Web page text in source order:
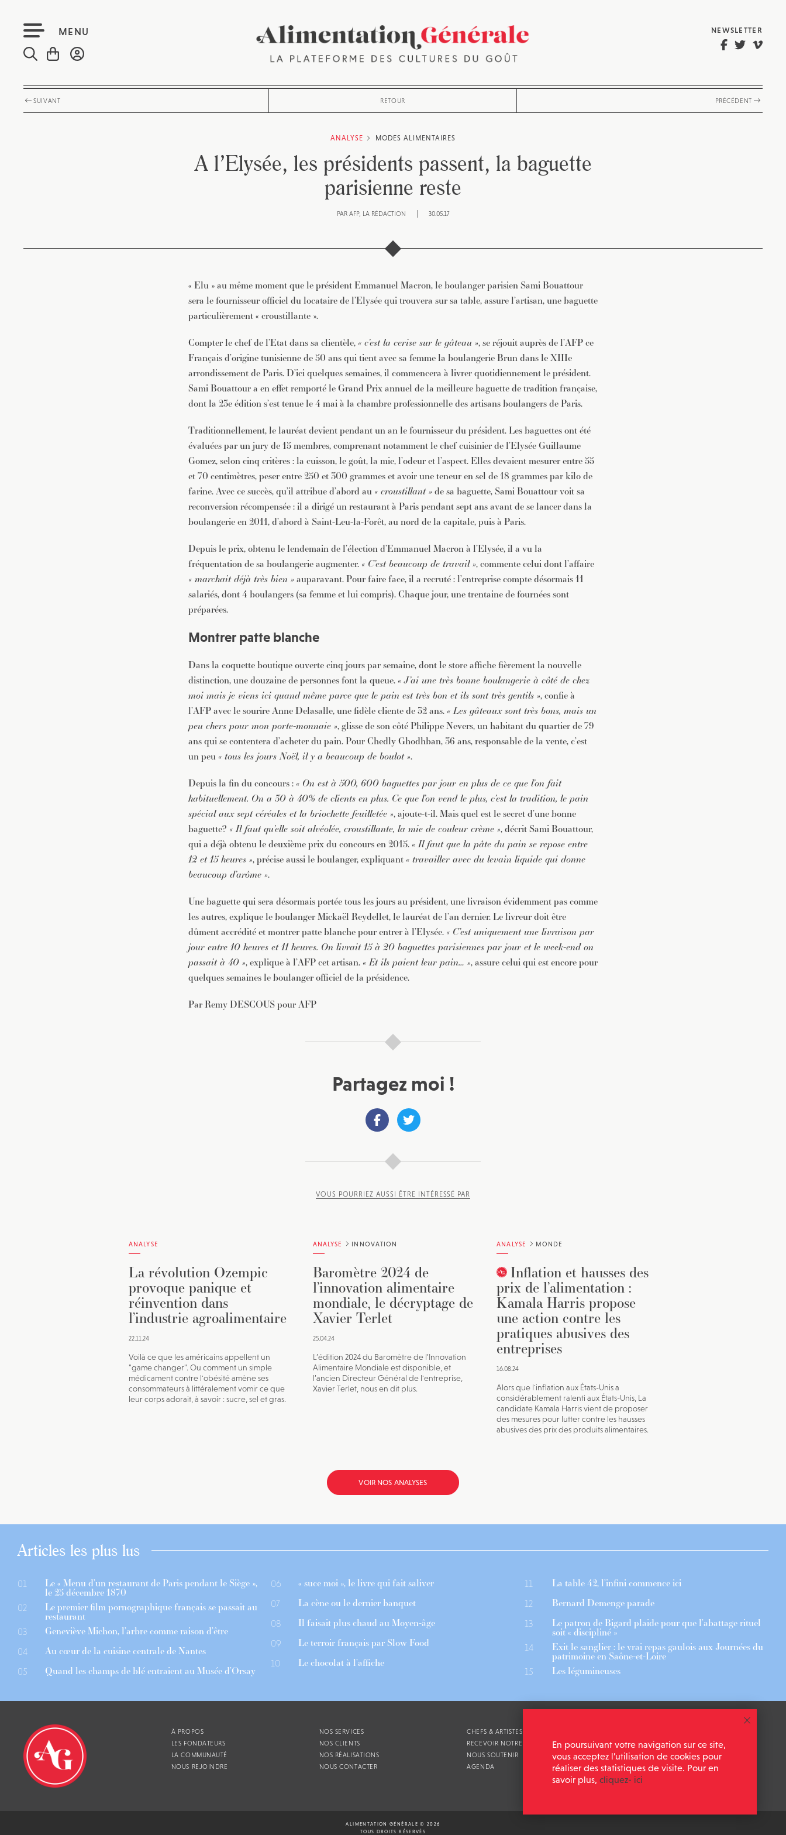
MENU NEWSLETTER
SUIVANT RETOUR PRÉCÉDENT
ANALYSE MODES ALIMENTAIRES
A l’Elysée, les présidents passent, la baguette
parisienne reste
PAR AFP LA RÉDACTION 30.05.17
« Elu » au même moment que le président Emmanuel Macron, le boulanger parisien Sami Bouattour
sera le fournisseur officiel du locataire de l’Elysée qui trouvera sur sa table, assure l’artisan, une baguette
particulièrement « croustillante ».
Compter le chef de l’Etat dans sa clientèle, « c’est la cerise sur le gâteau », se réjouit auprès de l’AFP ce
Français d’origine tunisienne de 50 ans qui tient avec sa femme la boulangerie Brun dans le XIIIe
arrondissement de Paris. D’ici quelques semaines, il commencera à livrer quotidiennement le président.
Sami Bouattour a en effet remporté le Grand Prix annuel de la meilleure baguette de tradition française,
dont la 23e édition s’est tenue le 4 mai à la chambre professionnelle des artisans boulangers de Paris.
Traditionnellement, le lauréat devient pendant un an le fournisseur du président. Les baguettes ont été
évaluées par un jury de 15 membres, comprenant notamment le chef cuisinier de l’Elysée Guillaume
Gomez, selon cinq critères : la cuisson, le goût, la mie, l’odeur et l’aspect. Elles devaient mesurer entre 55
et 70 centimètres, peser entre 250 et 300 grammes et avoir une teneur en sel de 18 grammes par kilo de
farine. Avec ce succès, qu’il attribue d’abord au « croustillant » de sa baguette, Sami Bouattour voit sa
reconversion récompensée : il a dirigé un restaurant à Paris pendant sept ans avant de se lancer dans la
boulangerie en 2011, d’abord à Saint-Leu-la-Forêt, au nord de la capitale, puis à Paris.
Depuis le prix, obtenu le lendemain de l’élection d’Emmanuel Macron à l’Elysée, il a vu la
fréquentation de sa boulangerie augmenter. « C’est beaucoup de travail », commente celui dont l’affaire
« marchait déjà très bien » auparavant. Pour faire face, il a recruté : l’entreprise compte désormais 11
salariés, dont 4 boulangers (sa femme et lui compris). Chaque jour, une trentaine de fournées sont
préparées.
Montrer patte blanche
Dans la coquette boutique ouverte cinq jours par semaine, dont le store affiche fièrement la nouvelle
distinction, une douzaine de personnes font la queue. « J’ai une très bonne boulangerie à côté de chez
moi mais je viens ici quand même parce que le pain est très bon et ils sont très gentils », confie à
l’AFP avec le sourire Anne Delasalle, une fidèle cliente de 32 ans. « Les gâteaux sont très bons, mais un
peu chers pour mon porte-monnaie », glisse de son côté Philippe Nevers, un habitant du quartier de 79
ans qui se contentera d’acheter du pain. Pour Chedly Ghodhban, 36 ans, responsable de la vente, c’est
un peu « tous les jours Noël, il y a beaucoup de boulot ».
Depuis la fin du concours : « On est à 500, 600 baguettes par jour en plus de ce que l’on fait
habituellement. On a 30 à 40% de clients en plus. Ce que l’on vend le plus, c’est la tradition, le pain
spécial aux sept céréales et la briochette feuilletée », ajoute-t-il. Mais quel est le secret d’une bonne
baguette? « Il faut qu’elle soit alvéolée, croustillante, la mie de couleur crème », décrit Sami Bouattour,
qui a déjà obtenu le deuxième prix du concours en 2015. « Il faut que la pâte du pain se repose entre
12 et 15 heures », précise aussi le boulanger, expliquant « travailler avec du levain liquide qui donne
beaucoup d’arôme ».
Une baguette qui sera désormais portée tous les jours au président, une livraison évidemment pas comme
les autres, explique le boulanger Mickaël Reydellet, le lauréat de l’an dernier. Le livreur doit être
dûment accrédité et montrer patte blanche pour entrer à l’Elysée. « C’est uniquement une livraison par
jour entre 10 heures et 11 heures. On livrait 15 à 20 baguettes parisiennes par jour et le week-end on
passait à 40 », explique à l’AFP cet artisan. « Et ils paient leur pain… », assure celui qui est encore pour
quelques semaines le boulanger officiel de la présidence.
Par Remy DESCOUS pour AFP
Partagez moi !
VOUS POURRIEZ AUSSI ÊTRE INTÉRESSÉ PAR
ANALYSE
La révolution Ozempic
provoque panique et
réinvention dans
l’industrie agroalimentaire
22.11.24
Voilà ce que les américains appellent un
"game changer". Ou comment un simple
médicament contre l'obésité amène ses
consommateurs à littéralement vomir ce que
leur corps adorait, à savoir : sucre, sel et gras.
ANALYSE INNOVATION
Baromètre 2024 de
l’innovation alimentaire
mondiale, le décryptage de
Xavier Terlet
25.04.24
L’édition 2024 du Baromètre de l’Innovation
Alimentaire Mondiale est disponible, et
l’ancien Directeur Général de l'entreprise,
Xavier Terlet, nous en dit plus.
ANALYSE MONDE
Inflation et hausses des
prix de l’alimentation :
Kamala Harris propose
une action contre les
pratiques abusives des
entreprises
16.08.24
Alors que l'inflation aux États-Unis a
considérablement ralenti aux États-Unis, La
candidate Kamala Harris vient de proposer
des mesures pour lutter contre les hausses
abusives des prix des produits alimentaires.
VOIR NOS ANALYSES
Articles les plus lus
01 Le « Menu d’un restaurant de Paris pendant le Siège »,
le 25 décembre 1870
02 Le premier film pornographique français se passait au
restaurant
03 Geneviève Michon, l’arbre comme raison d’être
04 Au cœur de la cuisine centrale de Nantes
05 Quand les champs de blé entraient au Musée d’Orsay
06 « suce moi », le livre qui fait saliver
07 La cène ou le dernier banquet
08 Il faisait plus chaud au Moyen-âge
09 Le terroir français par Slow Food
10 Le chocolat à l’affiche
11 La table 42, l’infini commence ici
12 Bernard Demenge parade
13 Le patron de Bigard plaide pour que l’abattage rituel
soit « discipliné »
14 Exit le sanglier : le vrai repas gaulois aux Journées du
patrimoine en Saône-et-Loire
15 Les légumineuses
À PROPOS
LES FONDATEURS
LA COMMUNAUTÉ
NOUS REJOINDRE
NOS SERVICES
NOS CLIENTS
NOS RÉALISATIONS
NOUS CONTACTER
CHEFS & ARTISTES ASSOCIÉS
RECEVOIR NOTRE NEWSLETTER
NOUS SOUTENIR
AGENDA
MENTIONS LÉGALES
ALIMENTATION GÉNÉRALE © 2026
TOUS DROITS RÉSERVÉS
En poursuivant votre navigation sur ce site,
vous acceptez l’utilisation de cookies pour
réaliser des statistiques de visite. Pour en
savoir plus, cliquez- ici
Pour recevoir toutes les deux semaines notre lettre d’info avec une
sélection d’articles …